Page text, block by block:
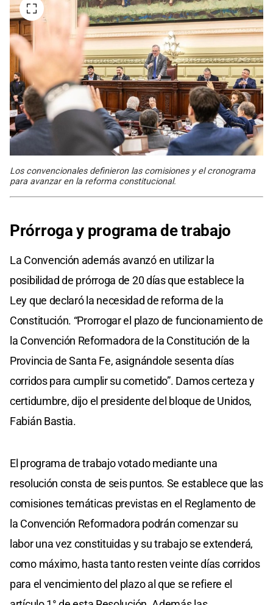
Los convencionales definieron las comisiones y el cronograma
para avanzar en la reforma constitucional.
Prórroga y programa de trabajo
La Convención además avanzó en utilizar la
posibilidad de prórroga de 20 días que establece la
Ley que declaró la necesidad de reforma de la
Constitución. “Prorrogar el plazo de funcionamiento de
la Convención Reformadora de la Constitución de la
Provincia de Santa Fe, asignándole sesenta días
corridos para cumplir su cometido”. Damos certeza y
certidumbre, dijo el presidente del bloque de Unidos,
Fabián Bastia.
El programa de trabajo votado mediante una
resolución consta de seis puntos. Se establece que las
comisiones temáticas previstas en el Reglamento de
la Convención Reformadora podrán comenzar su
labor una vez constituidas y su trabajo se extenderá,
como máximo, hasta tanto resten veinte días corridos
para el vencimiento del plazo al que se refiere el